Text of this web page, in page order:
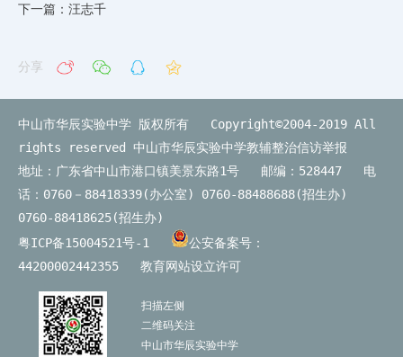
下一篇：汪志千
分享
中山市华辰实验中学 版权所有 Copyright©2004-2019 All
rights reserved 中山市华辰实验中学教辅整治信访举报
地址：广东省中山市港口镇美景东路1号 邮编：528447 电
话：0760－88418339(办公室) 0760-88488688(招生办)
0760-88418625(招生办)
粤ICP备15004521号-1
公安备案号：
44200002442355
教育网站设立许可
扫描左侧
二维码关注
中山市华辰实验中学